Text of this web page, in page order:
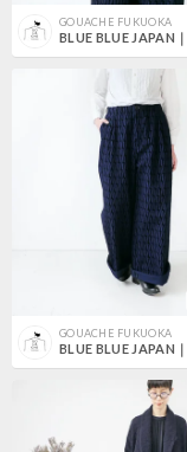
GOUACHE FUKUOKA
GOUACHE FUKUOKA